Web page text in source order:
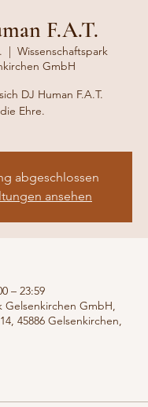
F.A.T.
  |
Wissenschaftspark
GmbH
DJ Human F.A.T.
die Ehre.
abgeschlossen
ansehen
– 23:59
Gelsenkirchen GmbH,
45886 Gelsenkirchen,